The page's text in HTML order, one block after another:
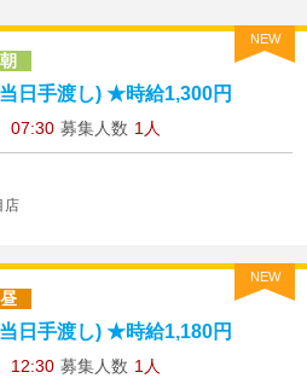
NEW
朝
日手渡し) ★時給1,300円
07:30 募集人数 1人
店
NEW
昼
日手渡し) ★時給1,180円
12:30 募集人数 1人